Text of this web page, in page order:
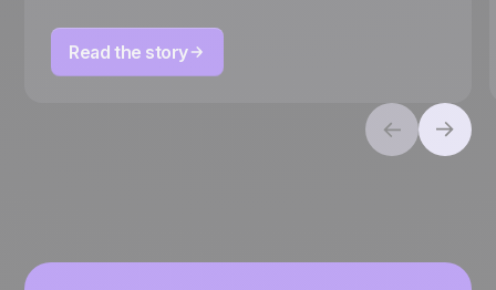
Read the story